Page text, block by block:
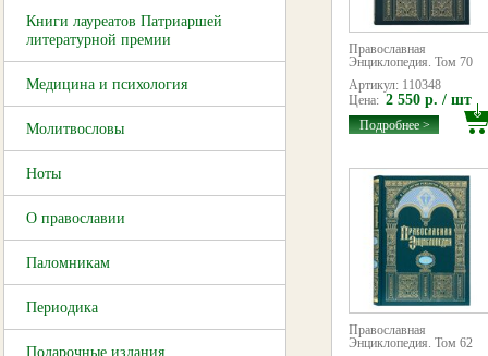
Книги лауреатов Патриаршей
литературной премии
Медицина и психология
Молитвословы
Ноты
О православии
Паломникам
Периодика
Подарочные издания
Православная
Энциклопедия. Том 70
Артикул: 110348
Цена: 2 550 р. / шт
Подробнее >
Православная
Энциклопедия. Том 62